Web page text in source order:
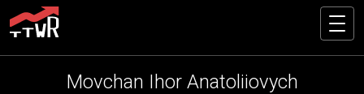
Movchan Ihor Anatoliiovych